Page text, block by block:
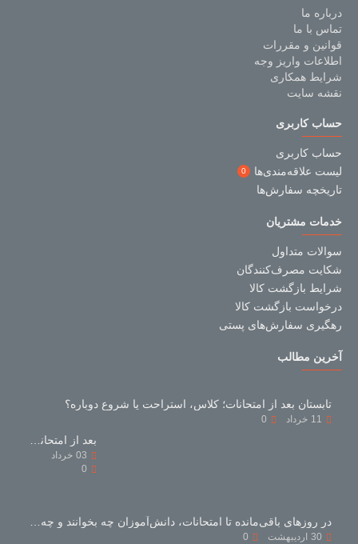
درباره ما
تماس با ما
قوانین و مقررات
اطلاعات واریز وجه
شرایط همکاری
نقشه سایت
حساب کاربری
حساب کاربری
لیست علاقه‌مندی‌ها
0
تاریخچه سفارش‌ها
خدمات مشتریان
سوالات متداول
شکایت مصرف‌کنندگان
شرایط بازگشت کالا
درخواست بازگشت کالا
رهگیری سفارش‌های پستی
آخرین مطالب
تابستان بعد از امتحانات؛ کلاس، استراحت یا شروع دوباره؟
11 خرداد 0
03 خرداد
0
30 اردیبهشت 0